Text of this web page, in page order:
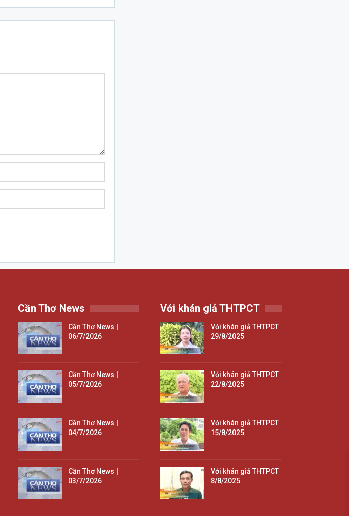
Cần Thơ News
Cần Thơ News |
06/7/2026
Cần Thơ News |
05/7/2026
Cần Thơ News |
04/7/2026
Cần Thơ News |
03/7/2026
Với khán giả THTPCT
Với khán giả THTPCT
29/8/2025
Với khán giả THTPCT
22/8/2025
Với khán giả THTPCT
15/8/2025
Với khán giả THTPCT
8/8/2025